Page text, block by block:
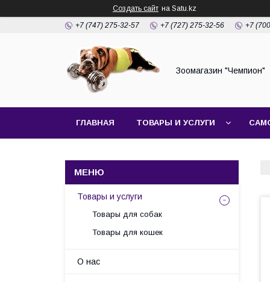
Создать сайт на Satu.kz
+7 (747) 275-32-57 +7 (727) 275-32-56 +7
Зоомагазин "Чемпион"
ГЛАВНАЯ ТОВАРЫ И УСЛУГИ
Товары и услуги
Товары для собак
Товары для кошек
О нас